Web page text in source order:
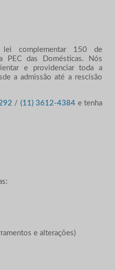
complementar 150 de
PEC das Domésticas. Nós
e providenciar toda a
a admissão até a rescisão
/ (11) 3612-4384 e tenha
e alterações)